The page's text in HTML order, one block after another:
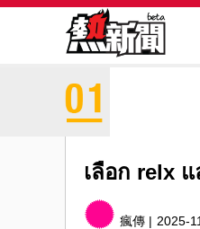
เลือก relx
瘋傳 | 2025-